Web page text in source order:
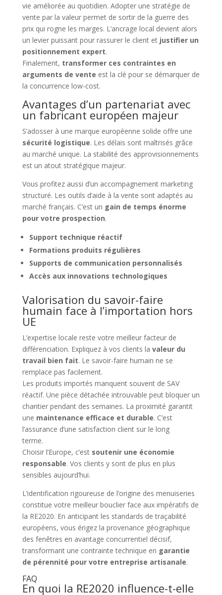
vie améliorée au quotidien. Adopter une stratégie de
vente par la valeur permet de sortir de la guerre des
prix qui rogne les marges. L’ancrage local devient alors
un levier puissant pour rassurer le client et justifier un
positionnement expert.
Finalement, transformer ces contraintes en
arguments de vente est la clé pour se démarquer de
la concurrence low-cost.
Avantages d’un partenariat avec
un fabricant européen majeur
S’adosser à une marque européenne solide offre une
sécurité logistique. Les délais sont maîtrisés grâce
au marché unique. La stabilité des approvisionnements
est un atout stratégique majeur.
Vous profitez aussi d’un accompagnement marketing
structuré. Les outils d’aide à la vente sont adaptés au
marché français. C’est un gain de temps énorme
pour votre prospection.
Support technique réactif
Formations produits régulières
Supports de communication personnalisés
Accès aux innovations technologiques
Valorisation du savoir-faire
humain face à l’importation hors
UE
L’expertise locale reste votre meilleur facteur de
différenciation. Expliquez à vos clients la valeur du
travail bien fait. Le savoir-faire humain ne se
remplace pas facilement.
Les produits importés manquent souvent de SAV
réactif. Une pièce détachée introuvable peut bloquer un
chantier pendant des semaines. La proximité garantit
une maintenance efficace et durable. C’est
l’assurance d’une satisfaction client sur le long
terme.
Choisir l’Europe, c’est soutenir une économie
responsable. Vos clients y sont de plus en plus
sensibles aujourd’hui.
L’identification rigoureuse de l’origine des menuiseries
constitue votre meilleur bouclier face aux impératifs de
la RE2020. En anticipant les standards de traçabilité
européens, vous érigez la provenance géographique
des fenêtres en avantage concurrentiel décisif,
transformant une contrainte technique en garantie
de pérennité pour votre entreprise artisanale.
FAQ
En quoi la RE2020 influence-t-elle